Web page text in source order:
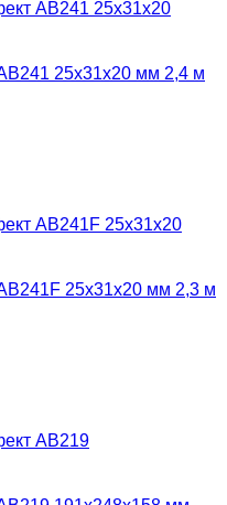
25х31х20 мм 2,4 м
25х31х20 мм 2,3 м